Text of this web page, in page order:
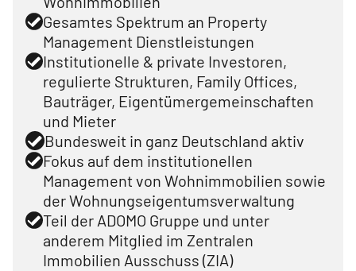
Gesamtes Spektrum an Property
Management Dienstleistungen
Institutionelle & private Investoren,
regulierte Strukturen, Family Offices,
Bauträger, Eigentümergemeinschaften
und Mieter
Bundesweit in ganz Deutschland aktiv
Fokus auf dem institutionellen
Management von Wohnimmobilien sowie
der Wohnungseigentumsverwaltung
Teil der ADOMO Gruppe und unter
anderem Mitglied im Zentralen
Immobilien Ausschuss (ZIA)